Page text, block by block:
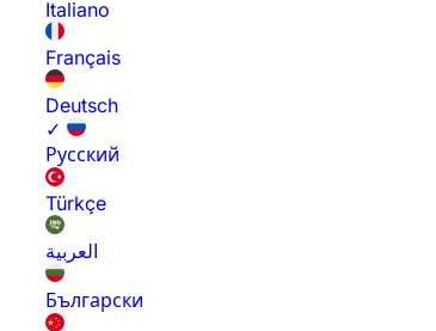
Italiano
Français
Deutsch
✓
Русский
Türkçe
العربية
Български